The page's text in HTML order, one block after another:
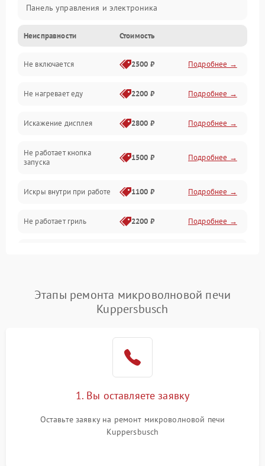
Панель управления и электроника
Дверца и корпус
Механика и внутренние элементы
Механические повреждения
Питание и запуск
Нагрев и приготовление
Программное обеспечение
Неисправности Стоимость
Не включается 2500 ₽ Подробнее →
Не нагревает еду 2200 ₽ Подробнее →
Искажение дисплея 2800 ₽ Подробнее →
Не работает кнопка
запуска
1500 ₽ Подробнее →
Искры внутри при работе 1100 ₽ Подробнее →
Не работает гриль 2200 ₽ Подробнее →
Появление запаха гари Подробнее →
2400 ₽ Подробнее →
2000 ₽
Этапы ремонта микроволновой печи
Kuppersbusch
1. Вы оставляете заявку
Оставьте заявку на ремонт микроволновой печи
Kuppersbusch